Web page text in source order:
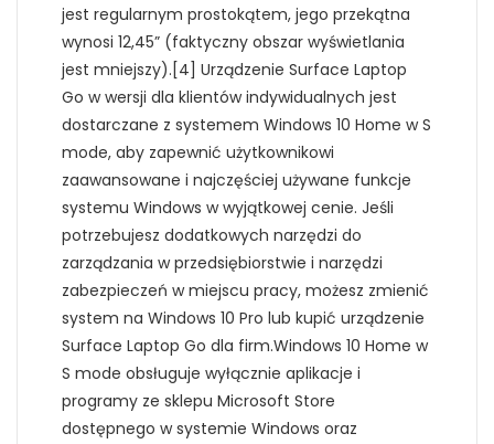
jest regularnym prostokątem, jego przekątna
wynosi 12,45” (faktyczny obszar wyświetlania
jest mniejszy).[4] Urządzenie Surface Laptop
Go w wersji dla klientów indywidualnych jest
dostarczane z systemem Windows 10 Home w S
mode, aby zapewnić użytkownikowi
zaawansowane i najczęściej używane funkcje
systemu Windows w wyjątkowej cenie. Jeśli
potrzebujesz dodatkowych narzędzi do
zarządzania w przedsiębiorstwie i narzędzi
zabezpieczeń w miejscu pracy, możesz zmienić
system na Windows 10 Pro lub kupić urządzenie
Surface Laptop Go dla firm.Windows 10 Home w
S mode obsługuje wyłącznie aplikacje i
programy ze sklepu Microsoft Store
dostępnego w systemie Windows oraz